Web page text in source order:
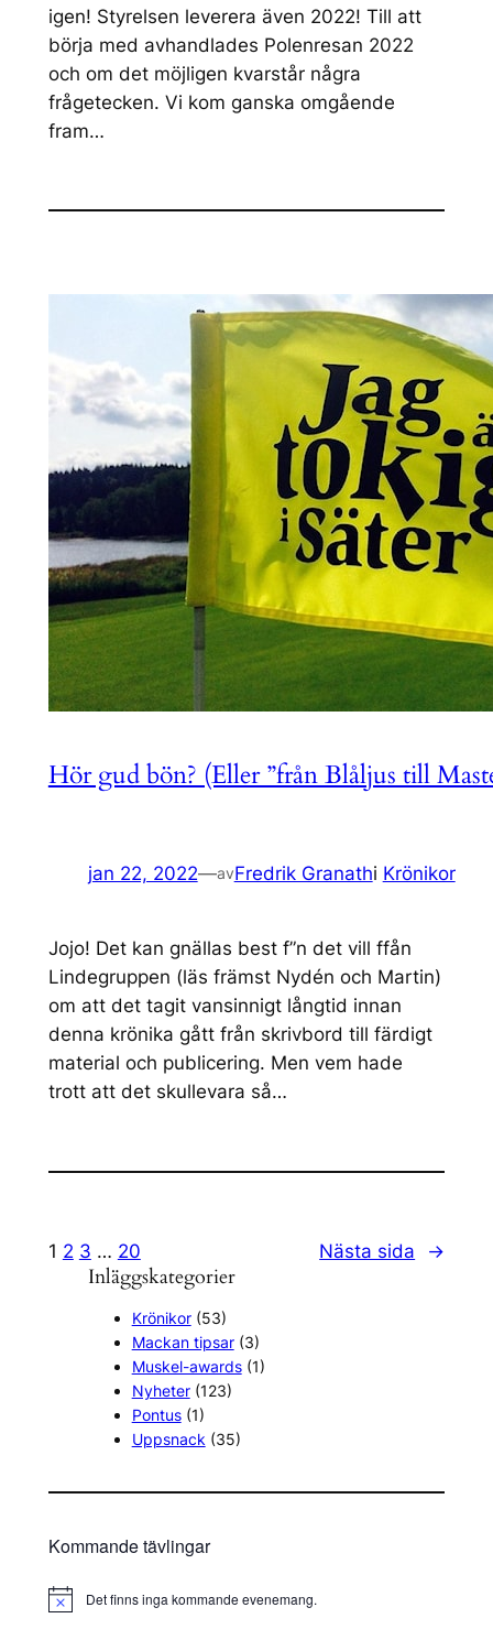
igen! Styrelsen leverera även 2022! Till att
börja med avhandlades Polenresan 2022
och om det möjligen kvarstår några
frågetecken. Vi kom ganska omgående
fram…
Hör gud bön? (Eller ”från Blåljus till
jan 22, 2022—avFredrik Granathi Krönikor
Jojo! Det kan gnällas best f”n det vill ffån
Lindegruppen (läs främst Nydén och Martin)
om att det tagit vansinnigt långtid innan
denna krönika gått från skrivbord till färdigt
material och publicering. Men vem hade
trott att det skullevara så…
1 2 3 … 20 Nästa sida →
Inläggskategorier
Krönikor(53)
Mackan tipsar(3)
Muskel-awards(1)
Nyheter(123)
Pontus(1)
Uppsnack (35)
Kommande tävlingar
N
Det finns inga kommande evenemang.